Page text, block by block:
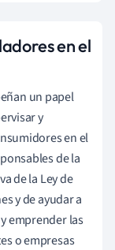
en el
un papel
y
en el
de la
de la Ley de
y de ayudar a
emprender las
o empresas